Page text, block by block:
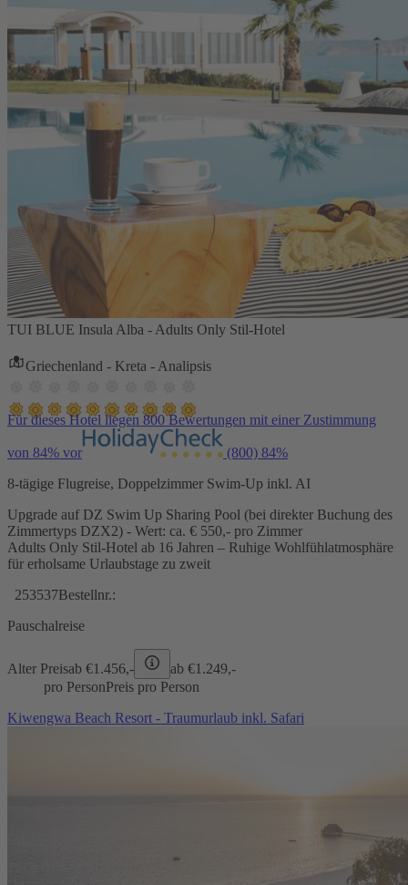
TUI BLUE Insula Alba - Adults Only Stil-Hotel
Griechenland - Kreta - Analipsis
Für dieses Hotel liegen 800 Bewertungen mit einer Zustimmung
von 84% vor (800) 84%
8-tägige Flugreise, Doppelzimmer Swim-Up inkl. AI
Upgrade auf DZ Swim Up Sharing Pool (bei direkter Buchung des
Zimmertyps DZX2) - Wert: ca. € 550,- pro Zimmer
Adults Only Stil-Hotel ab 16 Jahren – Ruhige Wohlfühlatmosphäre
für erholsame Urlaubstage zu zweit
253537Bestellnr.:
Pauschalreise
Alter Preisab €1.456,- ab €1.249,-
pro PersonPreis pro Person
Kiwengwa Beach Resort - Traumurlaub inkl. Safari